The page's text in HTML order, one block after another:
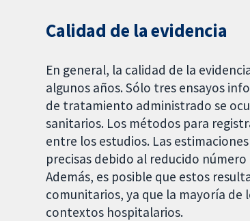
Calidad de la evidencia
En general, la calidad de la
algunos años. Sólo tres ensayos
de tratamiento administrado se
sanitarios. Los métodos para
entre los estudios. Las
precisas debido al reducido
Además, es posible que estos
comunitarios, ya que la mayoría de
contextos hospitalarios.